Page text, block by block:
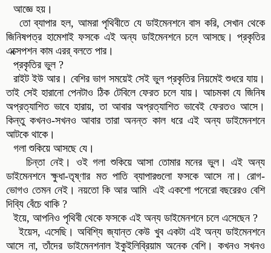
আজ্ঞে হয়।
তো ব্যাপার হল, আমরা পৃথিবীতে যে ডাইমেনশনে বাস করি, সেখান থেকে
জিনিষপত্র হামেশাই ফসকে এই অন্য ডাইমেনশনে চলে আসছে। প্রকৃতির
এক্সেপশন কাম এরর্‌ বলতে পার।
প্রকৃতির ভুল ?
রাইট ইউ আর। বেশির ভাগ সময়েই সেই ভুল প্রকৃতির নিয়মেই শুধরে যায়।
তাই সেই হারানো পেনটাও ঠিক টেবিলে ফেরত চলে যায়। আচমকা যে জিনিষ
অপ্রত্যাশিত ভাবে হারায়, তা আবার অপ্রত্যাশিত ভাবেই ফেরতও আসে।
কিন্তু কখনও-সখনও আবার তারা অনন্ত কাল ধরে এই অন্য ডাইমেনশনে
আটকে থাকে।
গলা শুকিয়ে আসছে যে।
চিন্তা নেই। ওই গলা শুকিয়ে আসা তোমার মনের ভুল। এই অন্য
ডাইমেনশনে ক্ষুধা-তৃষ্ণার মত পাতি ব্যাপারগুলো ফসকে আসে না। রোগ-
ভোগও তেমন নেই। নয়তো কি আর আমি এই একশো পনেরো বছরেরও বেশি
দিব্যি বেঁচে থাকি ?
ইয়ে, আপনিও পৃথিবী থেকে ফসকে এই অন্য ডাইমেনশনে চলে এসেছেন ?
ইয়েস, এসেছি। অবিশ্যি জ্যান্ত কেউ খুব একটা এই অন্য ডাইমেনশনে
আসে না, তাঁদের ডাইমেনশনাল ইকুইলিব্রিয়াম অনেক বেশি। কখনও সখনও